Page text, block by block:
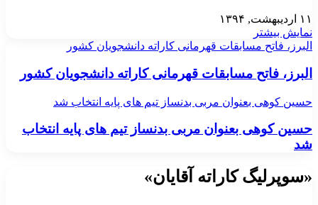
۱۱ اردیبهشت, ۱۳۹۴
نمایش بیشتر
البرز، فاتح مسابقات قهرمانی کاراته دانشجویان کشور
البرز، فاتح مسابقات قهرمانی کاراته دانشجویان کشور
حسین کوهی بعنوان مربی بدنساز تیم های پایه انتخاب شد
حسین کوهی بعنوان مربی بدنساز تیم های پایه انتخاب
شد
«سوپرلیگ کاراته آقایان»